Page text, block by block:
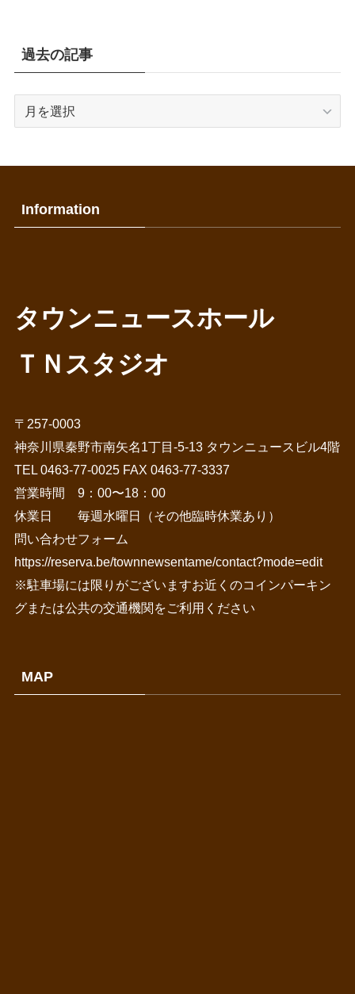
過去の記事
記
Information
タウンニュースホール
ＴＮスタジオ
〒257-0003
神奈川県秦野市南矢名1丁目-5-13 タウンニュースビル4階
TEL 0463-77-0025 FAX 0463-77-3337
営業時間 9：00〜18：00
休業日 毎週水曜日（その他臨時休業あり）
問い合わせフォーム
https://reserva.be/townnewsentame/contact?mode=edit
※駐車場には限りがございますお近くのコインパーキン
グまたは公共の交通機関をご利用ください
MAP